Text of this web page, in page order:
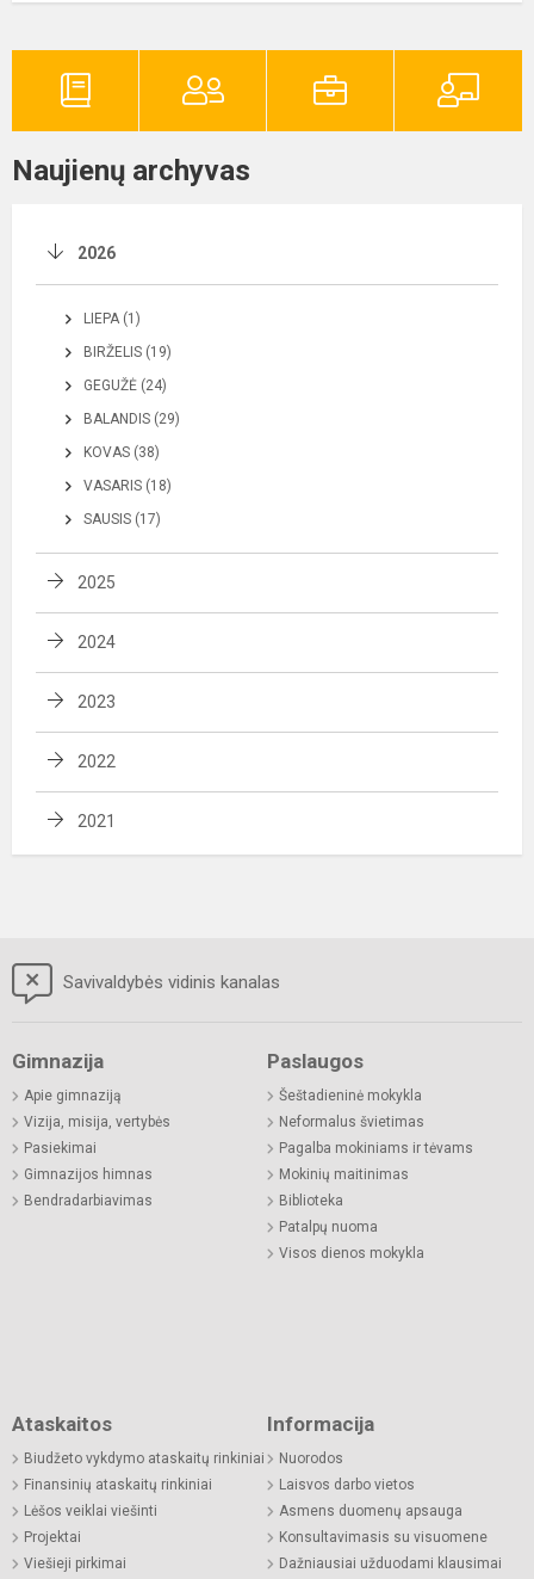
Naujienų archyvas
2026
LIEPA (1)
BIRŽELIS (19)
GEGUŽĖ (24)
BALANDIS (29)
KOVAS (38)
VASARIS (18)
SAUSIS (17)
2025
2024
2023
2022
2021
Savivaldybės vidinis kanalas
Gimnazija
Apie gimnaziją
Vizija, misija, vertybės
Pasiekimai
Gimnazijos himnas
Bendradarbiavimas
Paslaugos
Šeštadieninė mokykla
Neformalus švietimas
Pagalba mokiniams ir tėvams
Mokinių maitinimas
Biblioteka
Patalpų nuoma
Visos dienos mokykla
Ataskaitos
Biudžeto vykdymo ataskaitų rinkiniai
Finansinių ataskaitų rinkiniai
Lėšos veiklai viešinti
Projektai
Viešieji pirkimai
Informacija
Nuorodos
Laisvos darbo vietos
Asmens duomenų apsauga
Konsultavimasis su visuomene
Dažniausiai užduodami klausimai